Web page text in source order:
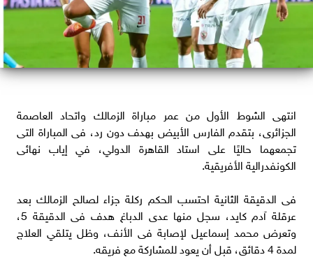
انتهى الشوط الأول من عمر مباراة الزمالك واتحاد العاصمة
الجزائرى، بتقدم الفارس الأبيض بهدف دون رد، فى المباراة التى
تجمعهما حاليًا على استاد القاهرة الدولي، في إياب نهائى
الكونفدرالية الأفريقية.
فى الدقيقة الثانية احتسب الحكم ركلة جزاء لصالح الزمالك بعد
عرقلة آدم كايد، سجل منها عدى الدباغ هدف فى الدقيقة 5،
وتعرض محمد إسماعيل لإصابة فى الأنف، وظل يتلقي العلاج
لمدة 4 دقائق، قبل أن يعود للمشاركة مع فريقه.